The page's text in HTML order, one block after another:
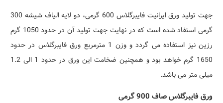
جهت تولید ورق ایرانیت فایبرگلاس 600 گرمی، دو لایه الیاف شیشه 300
گرمی استفاد شده است که در نهایت جهت تولید آن در حدود 1050 گرم
رزین نیز استفاده می گردد و وزن 1 مترمربع ورق فایبرگلاس در حدود
1650 گرم خواهد بود و همچنین ضخامت این ورق در حدود 1 الی 1.2
میلی متر می باشد.
ورق فایبرگلاس صاف 900 گرمی